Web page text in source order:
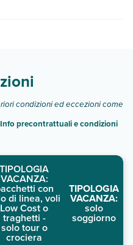
di ricerca e scegli
condizioni ed eccezioni come
Info precontrattuali e condizioni
TIPOLOGIA
VACANZA:
con
di linea, voli
Low Cost o
traghetti -
solo tour o
crociera
TIPOLOGIA
VACANZA:
solo
soggiorno